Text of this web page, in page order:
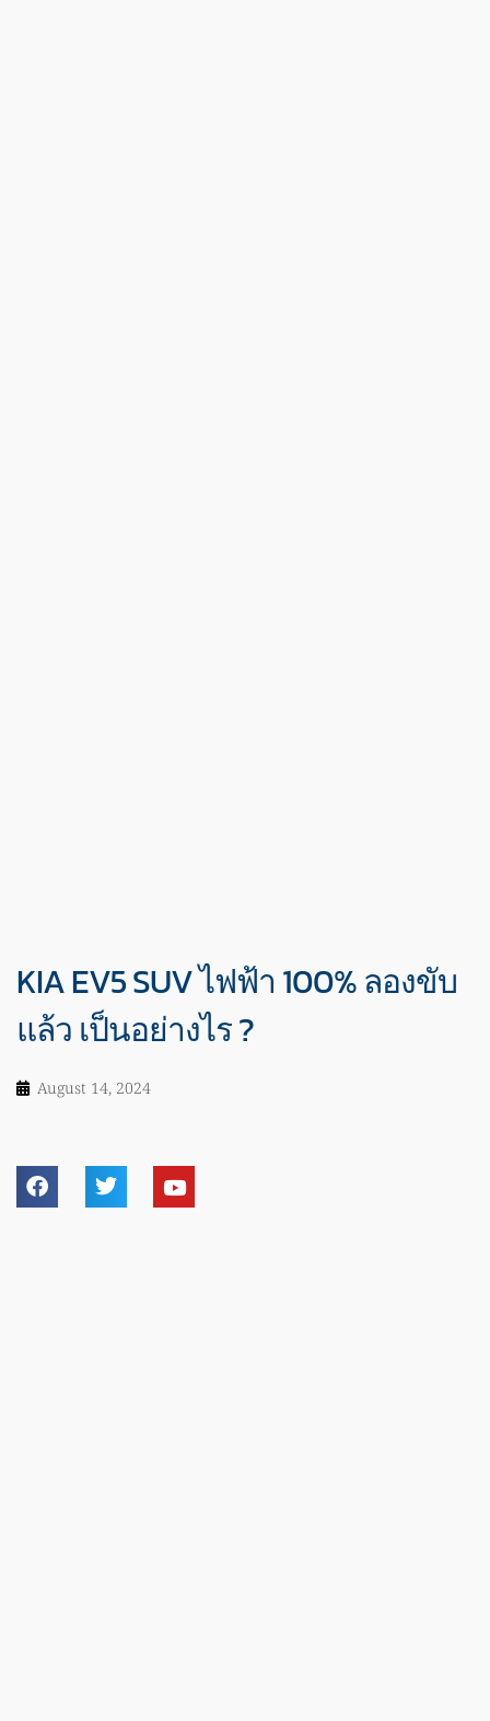
KIA EV5 SUV ไฟฟ้า 100% ลองขับ
แล้ว เป็นอย่างไร ?
August 14, 2024